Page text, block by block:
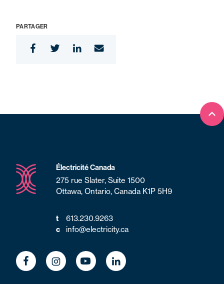
PARTAGER
Électricité Canada
275 rue Slater, Suite 1500
Ottawa, Ontario, Canada K1P 5H9
t
613.230.9263
c
info@electricity.ca